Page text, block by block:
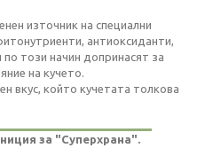
източник на специални
антиоксиданти,
този начин допринасят за
на кучето.
вкус, който кучетата толкова
за "Суперхрана".